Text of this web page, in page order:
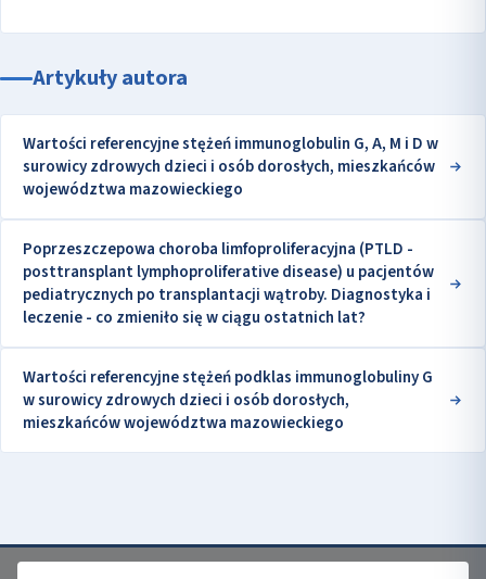
Artykuły autora
Wartości referencyjne stężeń immunoglobulin G, A, M i D w
surowicy zdrowych dzieci i osób dorosłych, mieszkańców
województwa mazowieckiego
Poprzeszczepowa choroba limfoproliferacyjna (PTLD -
posttransplant lymphoproliferative disease) u pacjentów
pediatrycznych po transplantacji wątroby. Diagnostyka i
leczenie - co zmieniło się w ciągu ostatnich lat?
Wartości referencyjne stężeń podklas immunoglobuliny G
w surowicy zdrowych dzieci i osób dorosłych,
mieszkańców województwa mazowieckiego